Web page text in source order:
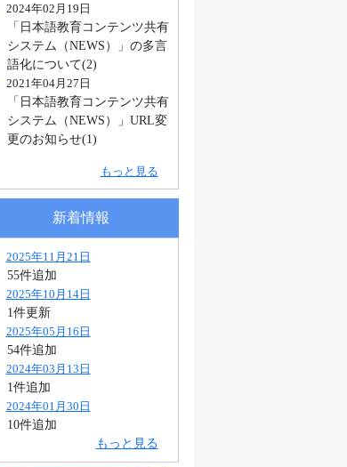
2024年02月19日
「日本語教育コンテンツ共有
システム（NEWS）」の多言
語化について(2)
2021年04月27日
「日本語教育コンテンツ共有
システム（NEWS）」URL変
更のお知らせ(1)
もっと見る
新着情報
2025年11月21日
55件追加
2025年10月14日
1件更新
2025年05月16日
54件追加
2024年03月13日
1件追加
2024年01月30日
10件追加
もっと見る